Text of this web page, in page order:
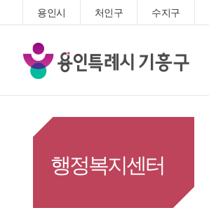
용인시 처인구 수지구
기
흥
행정복지센터